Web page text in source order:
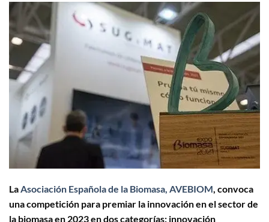
LaAsociación Española de la Biomasa, AVEBIOM, convoca
una competición para premiar la innovación en el sector de
la biomasa en 2023 en dos categorías: innovación